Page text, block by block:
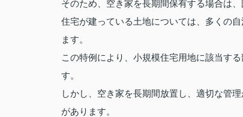
そのため、空き家を長期間保有する場合は
住宅が建っている土地については、多くの
ます。
この特例により、小規模住宅用地に該当す
す。
しかし、空き家を長期間放置し、適切な管
があります。